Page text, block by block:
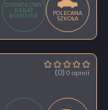
DODATKOWY
RABAT
BEDRIVER
POLECANA
SZKOŁA
(0) 0 opinii